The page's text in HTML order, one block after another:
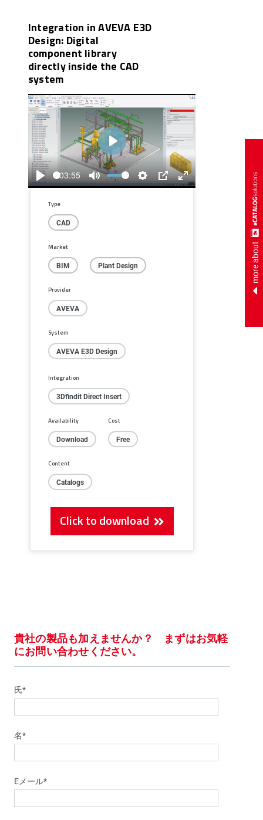
more about
Integration in AVEVA E3D
Design: Digital
component library
directly inside the CAD
system
Play
03:55
Mute
Settings
PIP
Enter
Play
Type
CAD
Market
BIM Plant Design
Provider
AVEVA
System
AVEVA E3D Design
Integration
3Dfindit Direct Insert
Availability
Download
Cost
Free
Content
Catalogs
Click to download
貴社の製品も加えませんか？ まずはお気軽
にお問い合わせください。
氏*
名*
Eメール*